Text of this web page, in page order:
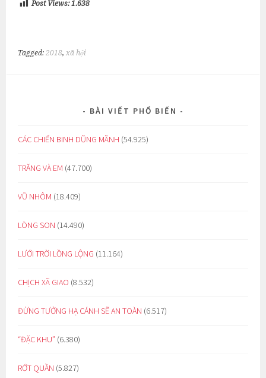
Post Views: 1.638
Tagged:2018,xã hội
BÀI VIẾT PHỔ BIẾN
CÁC CHIẾN BINH DŨNG MÃNH (54.925)
TRĂNG VÀ EM (47.700)
VŨ NHÔM (18.409)
LÒNG SON (14.490)
LƯỚI TRỜI LỒNG LỘNG (11.164)
CHỊCH XÃ GIAO (8.532)
ĐỪNG TƯỞNG HẠ CÁNH SẼ AN TOÀN (6.517)
“ĐẶC KHU” (6.380)
RỚT QUẦN (5.827)